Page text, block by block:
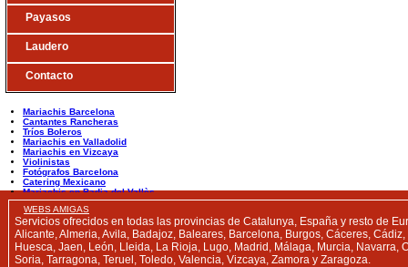
Payasos
Laudero
Contacto
Mariachis Barcelona
Cantantes Rancheras
Tríos Boleros
Mariachis en Valladolid
Mariachis en Vizcaya
Violinistas
Fotógrafos Barcelona
Catering Mexicano
Mariachis en Badia del Vallès
Mariachis en Balaguer
WEBS AMIGAS
Servicios ofrecidos en todas las provincias de Catalunya, España y resto de
Alicante, Almeria, Avila, Badajoz, Baleares, Barcelona, Burgos, Cáceres,
Huesca, Jaen, León, Lleida, La Rioja, Lugo, Madrid, Málaga, Murcia,
Soria, Tarragona, Teruel, Toledo, Valencia, Vizcaya, Zamora y Zaragoza.